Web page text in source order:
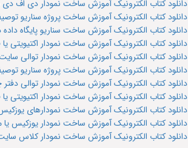
دانلود کتاب الکترونیک آموزش ساخت نمودار دی اف
دانلود کتاب الکترونیک آموزش ساخت پروژه سناریو
دانلود کتاب الکترونیک آموزش ساخت سناریو پایگاه
دانلود کتاب الکترونیک آموزش ساخت نمودار اکتیویتی
دانلود کتاب الکترونیک آموزش ساخت نمودار توالی
دانلود کتاب الکترونیک آموزش ساخت پروژه سناریو
دانلود کتاب الکترونیک آموزش ساخت نمودار توالی
دانلود کتاب الکترونیک آموزش ساخت نمودار اکتیویتی
دانلود کتاب الکترونیک آموزش ساخت نمودارهای
دانلود کتاب الکترونیک آموزش ساخت نمودار یوزکیس یا
دانلود کتاب الکترونیک آموزش ساخت نمودار کلاس